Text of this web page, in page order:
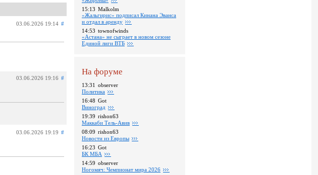
03.06.2026 19:14 #
03.06.2026 19:16 #
03.06.2026 19:19 #
15:13 Malkolm
«Жальгирис» подписал Кинана Эванса
и отдал в аренду
14:53 townofwinds
«Астана» не сыграет в новом сезоне
Единой лиги ВТБ
На форуме
13:31 observer
Политика
16:48 Got
Виноград
19:39 rishon63
Маккаби Тель-Авив
08:09 rishon63
Новости из Европы
16:23 Got
БК МБА
14:59 observer
Ногомяч: Чемпионат мира 2026